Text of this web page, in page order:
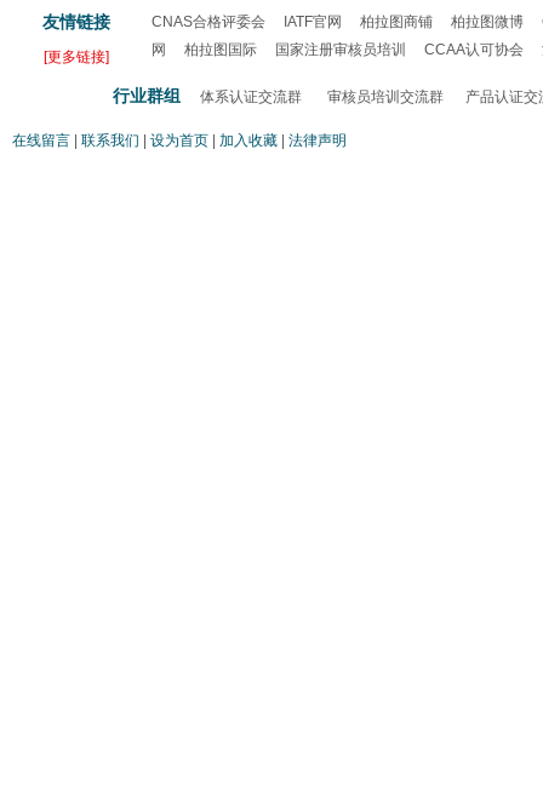
友情链接
[更多链接]
CNAS合格评委会 IATF官网 柏拉图商铺 柏拉图微博
网
柏拉图国际 国家注册审核员培训 CCAA认可协会
行业群组体系认证交流群 审核员培训交流群 产品认证交
在线留言 联系我们 设为首页 加入收藏 法律声明